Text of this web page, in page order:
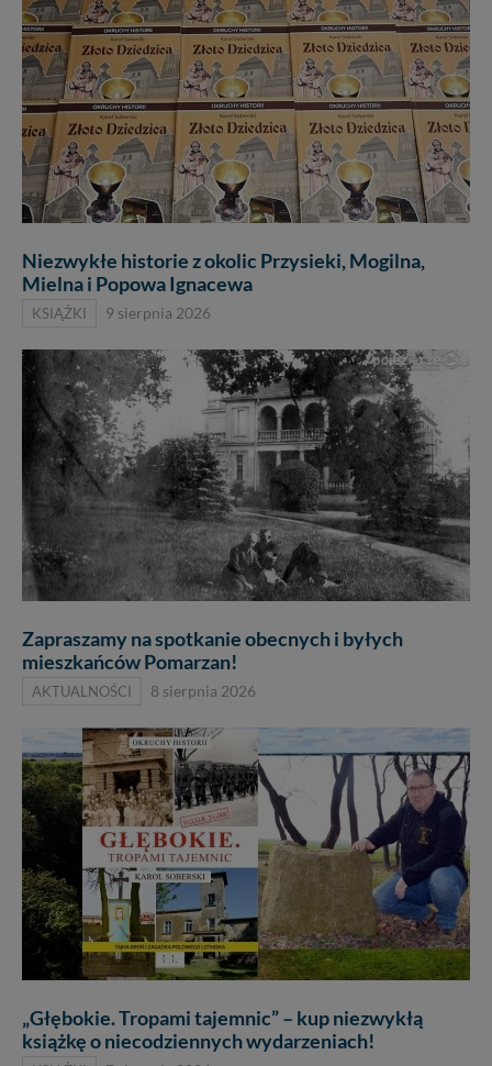
Niezwykłe historie z okolic Przysieki, Mogilna,
Mielna i Popowa Ignacewa
KSIĄŻKI 9 sierpnia 2026
Zapraszamy na spotkanie obecnych i byłych
mieszkańców Pomarzan!
AKTUALNOŚCI 8 sierpnia 2026
„Głębokie. Tropami tajemnic” – kup niezwykłą
książkę o niecodziennych wydarzeniach!